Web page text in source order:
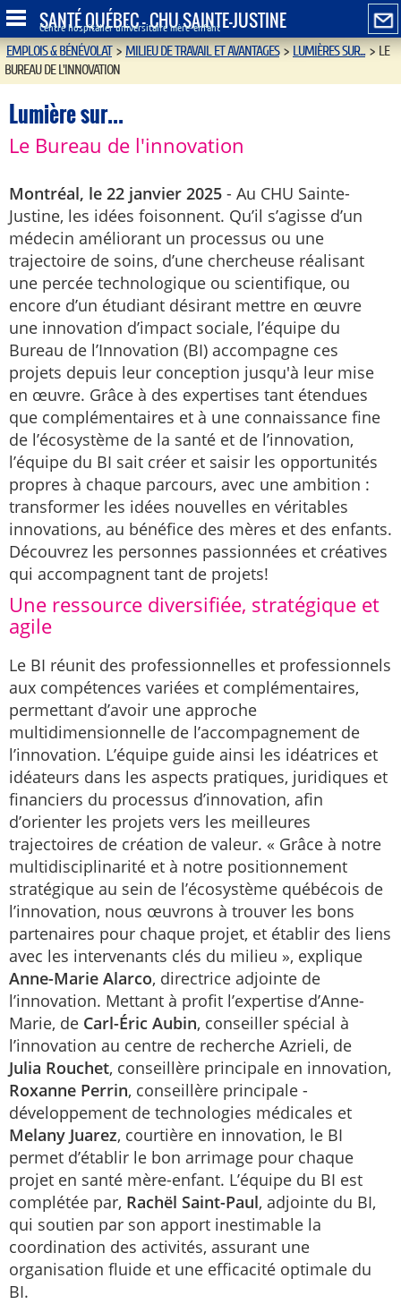
SANTÉ QUÉBEC - CHU SAINTE-JUSTINE
Centre hospitalier universitaire mère-enfant
EMPLOIS & BÉNÉVOLAT>MILIEU DE TRAVAIL ET AVANTAGES>LUMIÈRES SUR...>LE
BUREAU DE L'INNOVATION
Lumière sur...
Le Bureau de l'innovation
Montréal, le 22 janvier 2025 - Au CHU Sainte-
Justine, les idées foisonnent. Qu’il s’agisse d’un
médecin améliorant un processus ou une
trajectoire de soins, d’une chercheuse réalisant
une percée technologique ou scientifique, ou
encore d’un étudiant désirant mettre en œuvre
une innovation d’impact sociale, l’équipe du
Bureau de l’Innovation (BI) accompagne ces
projets depuis leur conception jusqu'à leur mise
en œuvre. Grâce à des expertises tant étendues
que complémentaires et à une connaissance fine
de l’écosystème de la santé et de l’innovation,
l’équipe du BI sait créer et saisir les opportunités
propres à chaque parcours, avec une ambition :
transformer les idées nouvelles en véritables
innovations, au bénéfice des mères et des enfants.
Découvrez les personnes passionnées et créatives
qui accompagnent tant de projets!
Une ressource diversifiée, stratégique et
agile
Le BI réunit des professionnelles et professionnels
aux compétences variées et complémentaires,
permettant d’avoir une approche
multidimensionnelle de l’accompagnement de
l’innovation. L’équipe guide ainsi les idéatrices et
idéateurs dans les aspects pratiques, juridiques et
financiers du processus d’innovation, afin
d’orienter les projets vers les meilleures
trajectoires de création de valeur. « Grâce à notre
multidisciplinarité et à notre positionnement
stratégique au sein de l’écosystème québécois de
l’innovation, nous œuvrons à trouver les bons
partenaires pour chaque projet, et établir des liens
avec les intervenants clés du milieu », explique
Anne-Marie Alarco, directrice adjointe de
l’innovation. Mettant à profit l’expertise d’Anne-
Marie, de Carl-Éric Aubin, conseiller spécial à
l’innovation au centre de recherche Azrieli, de
Julia Rouchet, conseillère principale en innovation,
Roxanne Perrin, conseillère principale -
développement de technologies médicales et
Melany Juarez, courtière en innovation, le BI
permet d’établir le bon arrimage pour chaque
projet en santé mère-enfant. L’équipe du BI est
complétée par, Rachël Saint-Paul, adjointe du BI,
qui soutien par son apport inestimable la
coordination des activités, assurant une
organisation fluide et une efficacité optimale du
BI.